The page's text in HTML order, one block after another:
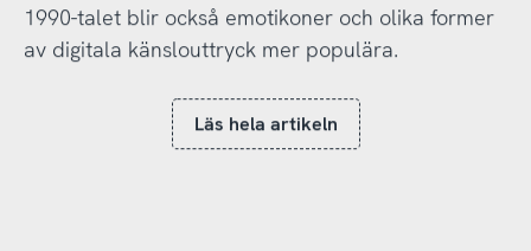
1990-talet blir också emotikoner och olika former
av digitala känslouttryck mer populära.
Läs hela artikeln